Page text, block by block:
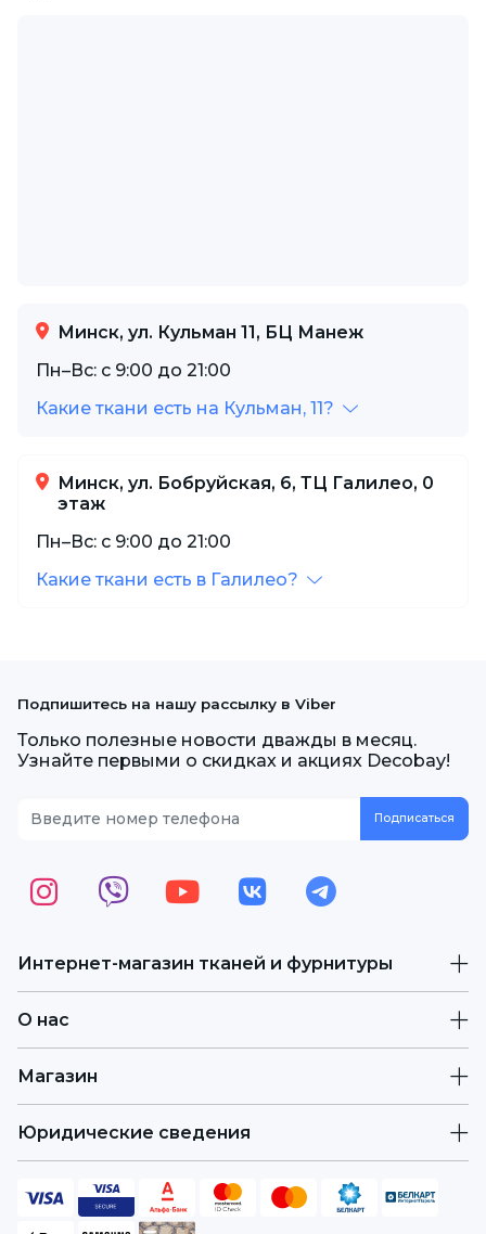
Минск, ул. Кульман 11, БЦ Манеж
Пн–Вс: с 9:00 до 21:00
Какие ткани есть на Кульман, 11?
Минск, ул. Бобруйская, 6, ТЦ Галилео, 0
этаж
Пн–Вс: с 9:00 до 21:00
Какие ткани есть в Галилео?
Интернет-магазин тканей и фурнитуры
О нас
Магазин
Юридические сведения
Подпишитесь на нашу рассылку в Viber
Только полезные новости дважды в месяц.
Узнайте первыми о скидках и акциях Decobay!